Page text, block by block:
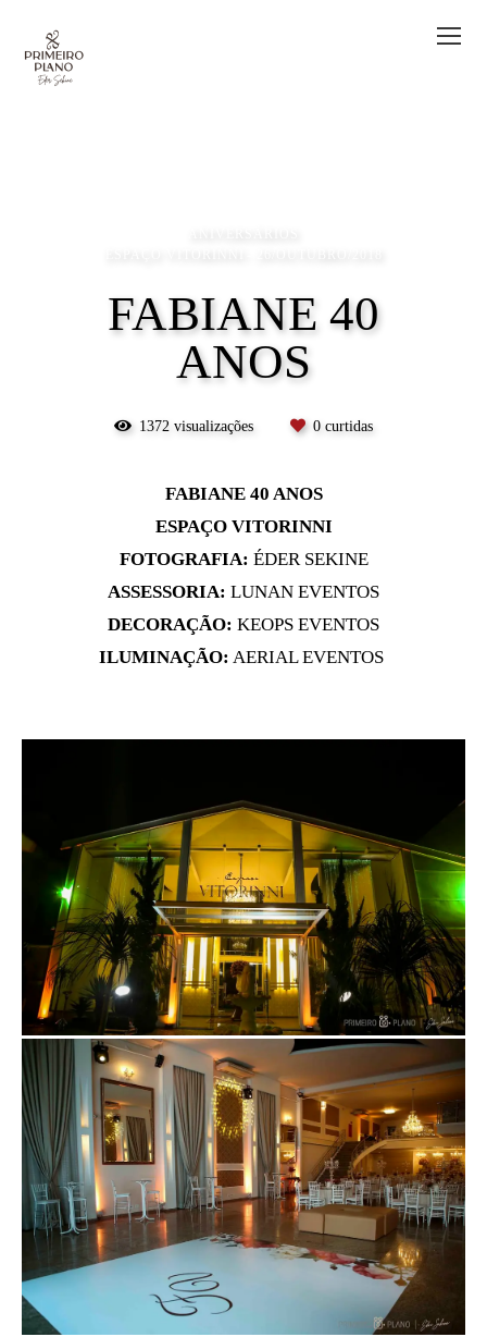
FABIANE 40
ANOS
1372 visualizações 0 curtidas
FABIANE 40 ANOS
ESPAÇO VITORINNI
FOTOGRAFIA: ÉDER SEKINE
ASSESSORIA: LUNAN EVENTOS
DECORAÇÃO: KEOPS EVENTOS
ILUMINAÇÃO: AERIAL EVENTOS